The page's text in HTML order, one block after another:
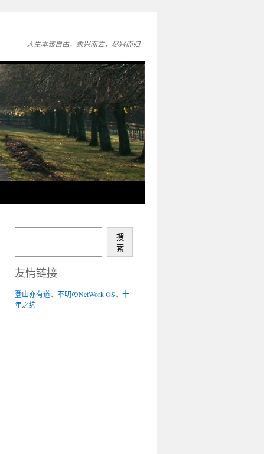
人生本该自由，乘兴而去，尽兴而归
搜
索
友情链接
登山亦有道、 不明のNetWork OS、 十
年之约